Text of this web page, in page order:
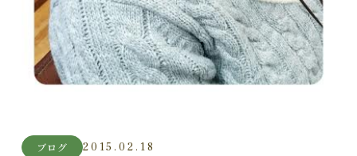
ブログ 2015.02.18